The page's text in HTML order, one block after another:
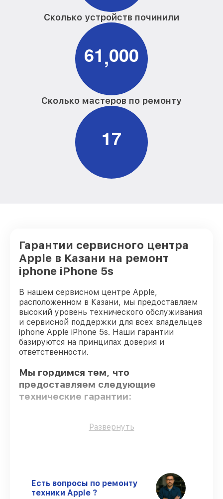
Сколько устройств починили
61,000
Сколько мастеров по ремонту
17
Гарантии сервисного центра
Apple в Казани на ремонт
iphone iPhone 5s
В нашем сервисном центре Apple,
расположенном в Казани, мы предоставляем
высокий уровень технического обслуживания
и сервисной поддержки для всех владельцев
iphone Apple iPhone 5s. Наши гарантии
базируются на принципах доверия и
ответственности.
Мы гордимся тем, что
предоставляем следующие
технические гарантии:
Использование оригинальных
подтверждает их уровень мастерства.
Выполнение работ вовремя
–
Развернуть
Есть вопросы по ремонту
техники Apple ?